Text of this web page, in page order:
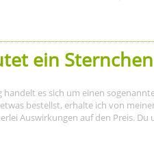
ein
handelt es sich um einen
bestellst, erhalte ich von
Auswirkungen auf den Preis.